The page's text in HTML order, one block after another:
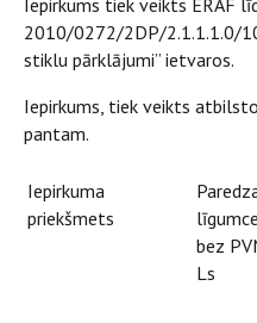
Iepirkums tiek veikts ERAF
2010/0272/2DP/2.1.1.1.0/
stiklu pārklājumi” ietvaros.
Iepirkums, tiek veikts
pantam.
Iepirkuma
priekšmets
bez
Ls